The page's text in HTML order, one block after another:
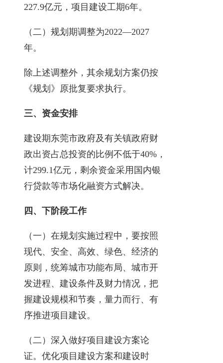
227.9亿元，项目建设工期6年。
（二）规划期调整为2022—2027
年。
除上述调整外，其余规划方案仍按
《规划》原批复要求执行。
三、资金安排
建设期东莞市政府及有关镇政府财
政出资占总投资的比例不低于40%，
计299.1亿元，剩余资金采用国内银
行贷款等市场化融资方式解决。
四、下阶段工作
（一）在规划实施过程中，要按照
现代、安全、高效、绿色、经济的
原则，统筹城市功能布局、城市开
发进程、建设条件及财力情况，把
握建设规模和节奏，量力而行、有
序推进项目建设。
（二）深入做好项目建设方案论
证。优化项目建设方案和建设时